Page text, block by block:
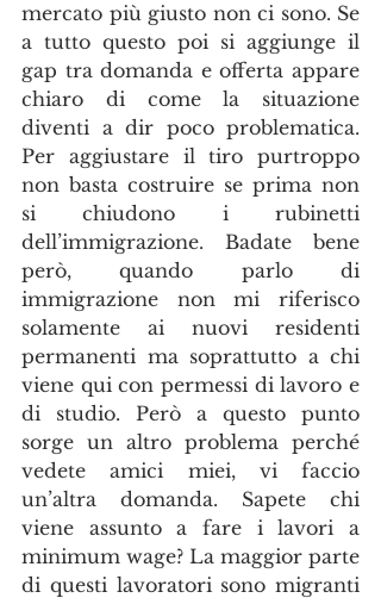
mercato più giusto non ci sono. Se
a tutto questo poi si aggiunge il
gap tra domanda e offerta appare
chiaro di come la situazione
diventi a dir poco problematica.
Per aggiustare il tiro purtroppo
non basta costruire se prima non
si chiudono i rubinetti
dell’immigrazione. Badate bene
però, quando parlo di
immigrazione non mi riferisco
solamente ai nuovi residenti
permanenti ma soprattutto a chi
viene qui con permessi di lavoro e
di studio. Però a questo punto
sorge un altro problema perché
vedete amici miei, vi faccio
un’altra domanda. Sapete chi
viene assunto a fare i lavori a
minimum wage? La maggior parte
di questi lavoratori sono migranti